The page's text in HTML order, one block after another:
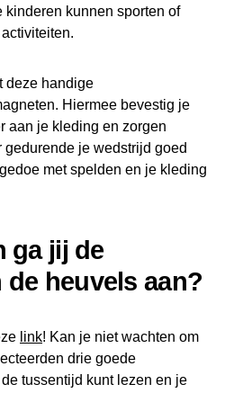
kinderen kunnen sporten of
deze handige
Hiermee bevestig je
aan je kleding en zorgen
gedurende je wedstrijd goed
met spelden en je kleding
ga jij de
heuvels aan?
link! Kan je niet wachten om
drie goede
tussentijd kunt lezen en je